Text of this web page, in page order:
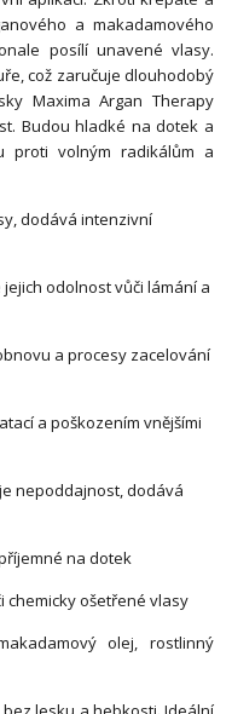
a makadamového
posílí unavené vlasy.
což zaručuje dlouhodobý
Maxima Argan Therapy
Budou hladké na dotek a
proti volným radikálům a
dodává intenzivní
odolnost vůči lámání a
a procesy zacelování
a poškozením vnějšími
nepoddajnost, dodává
na dotek
chemicky ošetřené vlasy
olej, rostlinný